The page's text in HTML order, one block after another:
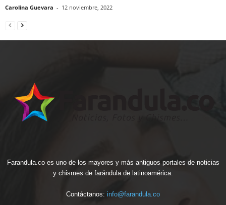
Carolina Guevara - 12 noviembre, 2022
Farandula.co es uno de los mayores y más antiguos portales de noticias
y chismes de farándula de latinoamérica.
Contáctanos: info@farandula.co